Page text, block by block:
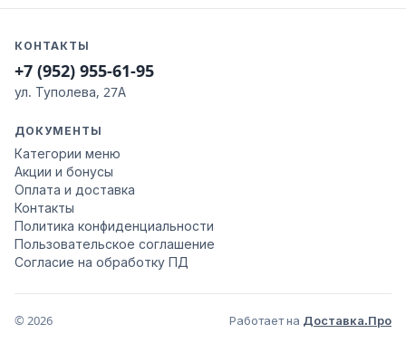
КОНТАКТЫ
+7 (952) 955-61-95
ул. Туполева, 27А
ДОКУМЕНТЫ
Категории меню
Акции и бонусы
Оплата и доставка
Контакты
Политика конфиденциальности
Пользовательское соглашение
Согласие на обработку ПД
© 2026 Работает на Доставка.Про